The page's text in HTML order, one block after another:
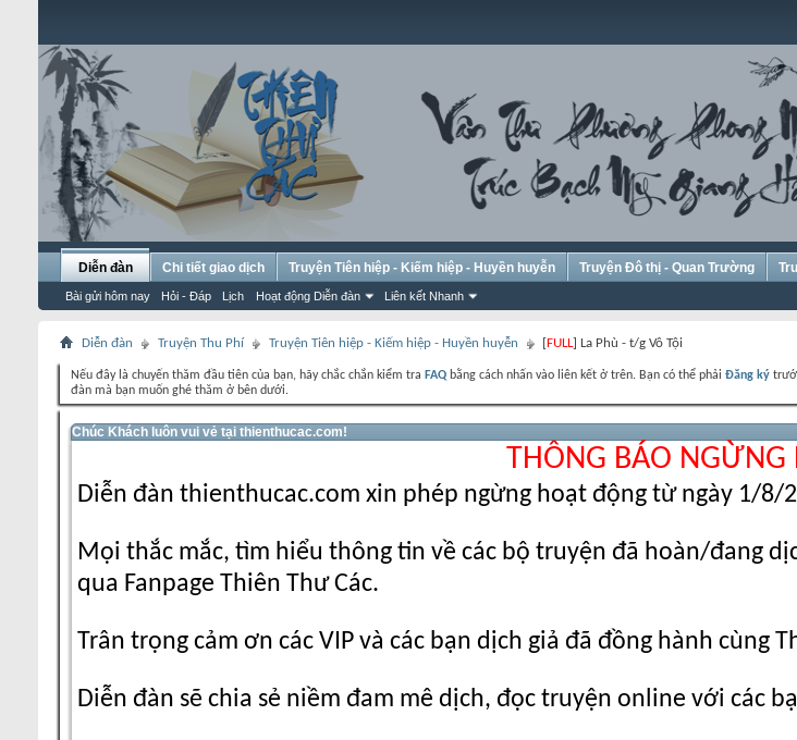
Diễn đàn
Bài gửi hôm nay Hỏi - Đáp Lịch Hoạt động Diễn đàn Liên kết Nhanh
Chi tiết giao dịch Truyện Tiên hiệp - Kiếm hiệp - Huyền huyễn Truyện Đô thị - Quan Trường
Diễn đàn Truyện Thu Phí Truyện Tiên hiệp - Kiếm hiệp - Huyền huyễn [FULL] La Phù - t/g Vô Tội
Nếu đây là chuyến thăm đầu tiên của bạn, hãy chắc chắn kiểm tra FAQ bằng cách nhấn vào liên kết ở trên. Bạn có thể phải Đăng ký
đàn mà bạn muốn ghé thăm ở bên dưới.
Chúc Khách luôn vui vẻ tại thienthucac.com!
THÔNG BÁO NGỪNG
Diễn đàn thienthucac.com xin phép ngừng hoạt động từ ngày 1/8/
Mọi thắc mắc, tìm hiểu thông tin về các bộ truyện đã hoàn/đang
qua Fanpage Thiên Thư Các.
Trân trọng cảm ơn các VIP và các bạn dịch giả đã đồng hành cùng
Diễn đàn sẽ chia sẻ niềm đam mê dịch, đọc truyện online với các